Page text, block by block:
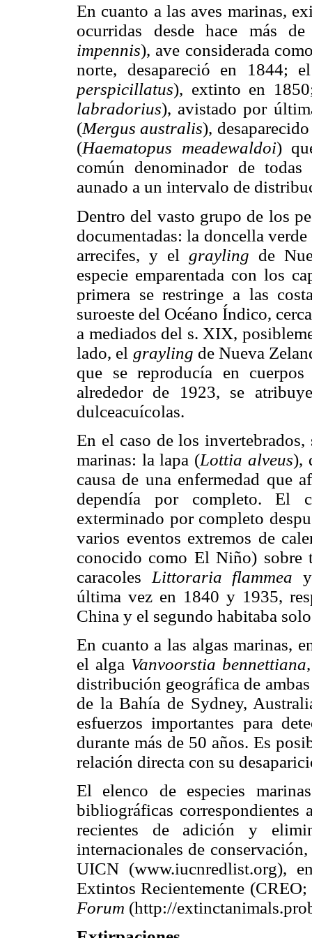
En cuanto a las aves marinas,
ocurridas desde hace más
impennis), ave considerada
norte, desapareció en 1844;
perspicillatus), extinto en
labradorius), avistado por
(Mergus australis),
(Haematopus meadewaldoi)
común denominador de
aunado a un intervalo de
Dentro del vasto grupo de los
documentadas: la doncella verde
arrecifes, y el grayling de
especie emparentada con los
primera se restringe a las
suroeste del Océano Índico,
a mediados del s. XIX,
lado, el grayling de Nueva
que se reproducía en
alrededor de 1923, se
dulceacuícolas.
En el caso de los
marinas: la lapa (Lottia alveus),
causa de una enfermedad que
dependía por completo. El
exterminado por completo
varios eventos extremos de
conocido como El Niño)
caracoles Littoraria flammea y
última vez en 1840 y 1935,
China y el segundo habitaba
En cuanto a las algas marinas,
el alga Vanvoorstia bennettiana
distribución geográfica de
de la Bahía de Sydney,
esfuerzos importantes para
durante más de 50 años. Es
relación directa con su
El elenco de especies
bibliográficas correspondientes
recientes de adición y
internacionales de
UICN (www.iucnredlist.org),
Extintos Recientemente
Forum (http://